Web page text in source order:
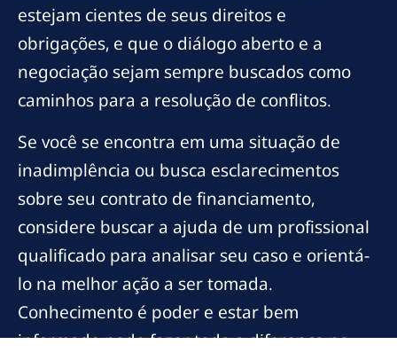
estejam cientes de seus direitos e
obrigações, e que o diálogo aberto e a
negociação sejam sempre buscados como
caminhos para a resolução de conflitos.
Se você se encontra em uma situação de
inadimplência ou busca esclarecimentos
sobre seu contrato de financiamento,
considere buscar a ajuda de um profissional
qualificado para analisar seu caso e orientá-
lo na melhor ação a ser tomada.
Conhecimento é poder e estar bem
informado pode fazer toda a diferença no